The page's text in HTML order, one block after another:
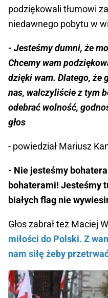
podziękowali tłumowi
niedawnego pobytu w
- Jesteśmy dumni, że
Chcemy wam
dzięki wam. Dlatego, że
nas, walczyliście z tym
odebrać wolność,
głos
- powiedział Mariusz
- Nie jesteśmy
bohaterami! Jesteśmy
białych flag nie
Głos zabrał też Maciej
miłości do Polski. Z
nam siłę żeby